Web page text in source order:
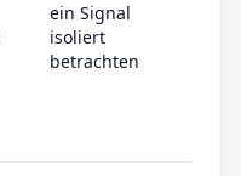
ein Signal
isoliert
betrachten